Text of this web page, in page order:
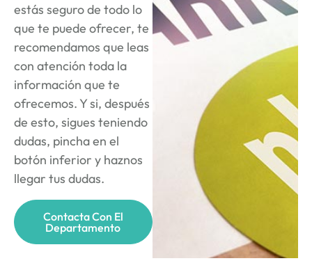
estás seguro de todo lo
que te puede ofrecer, te
recomendamos que leas
con atención toda la
información que te
ofrecemos. Y si, después
de esto, sigues teniendo
dudas, pincha en el
botón inferior y haznos
llegar tus dudas.
Contacta Con El
Departamento